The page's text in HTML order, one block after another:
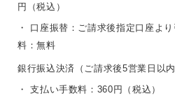
円（税込）
・ 口座振替：ご請求後指定口座よ
料：無料
銀行振込決済（ご請求後5営業日以
・ 支払い手数料：360円（税込）